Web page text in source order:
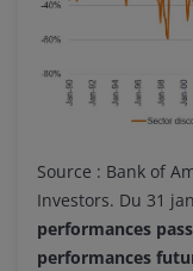
Source : Bank of
Investors. Du 31
performances
performances